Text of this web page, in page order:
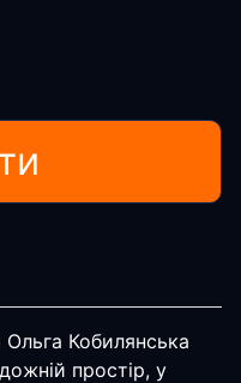
Ольга Кобилянська
простір, у